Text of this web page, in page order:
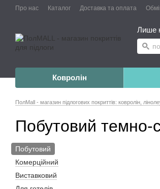
Про нас Каталог Доставка та оплата
Лише
Ковролін
ПолMall - магазин підлогових покриттів: ковролін,
Побутовий темно-
Побутовий
Комерційний
Виставковий